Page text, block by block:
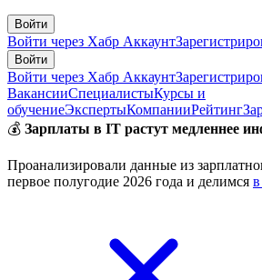
Войти
Войти через Хабр Аккаунт
Войти
Войти через Хабр Аккаунт
ВакансииСпециалистыКурсы и
обучениеЭкспертыКомпанииРейтинг
💰 Зарплаты в IT растут медленнее
Проанализировали данные из
первое полугодие 2026 года и делимся